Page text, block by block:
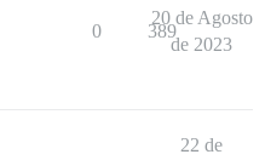
0 389
20 de Agosto
de 2023
22 de